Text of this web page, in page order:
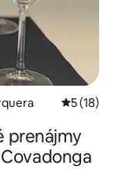
5 (18)
prenájmy